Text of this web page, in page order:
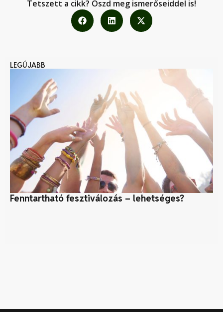
Tetszett a cikk? Oszd meg ismerőseiddel is!
LEGÚJABB
Fenntartható fesztiválozás – lehetséges?